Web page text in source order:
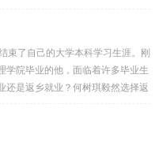
束了自己的大学本科学习生涯。刚
学院毕业的他，面临着许多毕业生
还是返乡就业？何树琪毅然选择返
子返乡实践活动。何树琪家在临
生返乡实践活动信息，于是抱着